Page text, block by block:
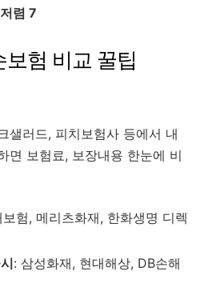
렴 7
험 비교 꿀팁
샐러드, 피치보험사 등에서 내
면 보험료, 보장내용 한눈에 비
보험, 메리츠화재, 한화생명 디렉
: 삼성화재, 현대해상, DB손해